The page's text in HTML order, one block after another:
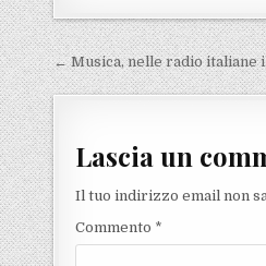
Navigazione
← Musica, nelle radio italiane
Lascia un
Il tuo indirizzo email non
Commento *